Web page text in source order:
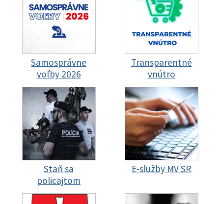
Samosprávne
voľby 2026
Transparentné
vnútro
Staň sa
policajtom
E-služby MV SR